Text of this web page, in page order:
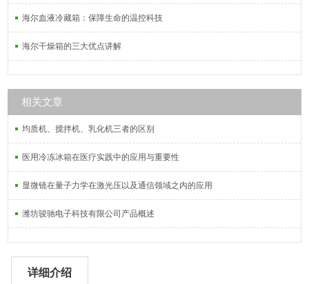
海尔血液冷藏箱：保障生命的温控科技
海尔干燥箱的三大优点讲解
相关文章
均质机、搅拌机、乳化机三者的区别
医用冷冻冰箱在医疗实践中的应用与重要性
显微镜在量子力学在激光压以及通信领域之内的应用
潍坊骏驰电子科技有限公司产品概述
详细介绍